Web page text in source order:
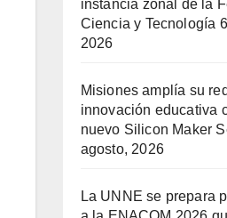
instancia zonal de la
Ciencia y Tecnología
2026
Misiones amplía su
innovación educativa
nuevo Silicon Maker
agosto, 2026
La UNNE se prepara